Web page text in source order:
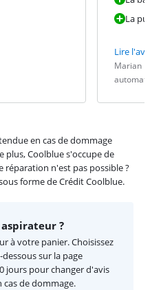
La
Lire
Évaluation
Marian
Date :
Traduction :
en cas de dommage
plus, Coolblue s'occupe de
réparation n'est pas possible ?
forme de Crédit Coolblue.
?
à votre panier. Choisissez
sur la page
jours pour changer d'avis
cas de dommage.